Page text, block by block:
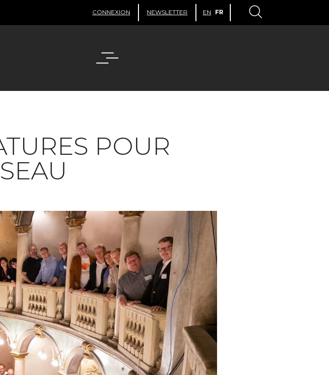
CONNEXION NEWSLETTER EN FR
POUR